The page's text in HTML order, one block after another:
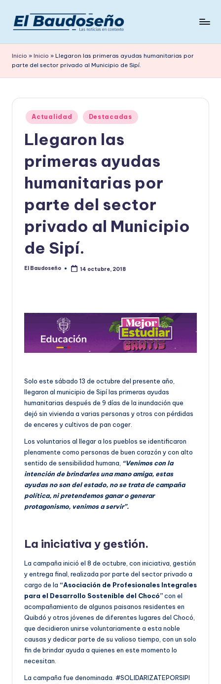
Saltar
contenido
e
ri
d
en
Inicio » Inicio » Llegaron las primeras ayudas humanitarias por
parte del sector privado al Municipio de Sipí.
Publicado
en
Actualidad Destacadas
Llegaron las
primeras ayudas
humanitarias por
parte del sector
privado al Municipio
de Sipí.
Publicado
El Baudoseño 14 octubre, 2018
Solo este sábado 13 de octubre del presente año,
llegaron al municipio de Sipí las primeras ayudas
humanitarias después de 9 días de la inundación que
dejó sin vivienda a varias personas y otros con pérdidas
de enceres y cultivos de pan coger.
Los voluntarios al llegar a los pueblos se identificaron
plenamente como personas de buen corazón y con alto
sentido de sensibilidad humana, “Venimos con la
intención de brindarles una mano amiga, estas
ayudas no son del estado, no se trata de campaña
política, ni pretendemos ganar o generar
protagonismo, venimos a servir”.
La iniciativa y gestión.
La campaña inició el 8 de octubre, con iniciativa, gestión
y entrega final, realizada por parte del sector privado a
cargo de la “Asociación de Profesionales Integrales
para el Desarrollo Sostenible del Chocó”con el
acompañamiento de algunos paisanos residentes en
Quibdó y otros jóvenes de diferentes lugares del Chocó,
que decidieron unirse voluntariamente a esta noble
causas y dedicar parte de su valioso tiempo, con un solo
fin de brindar ayuda a quienes en este momento lo
necesitan.
La campaña fue denominada. #SOLIDARIZATEPORSIPI